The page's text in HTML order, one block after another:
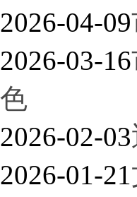
2026-04-09
2026-03-16
色
2026-02-03
2026-01-21